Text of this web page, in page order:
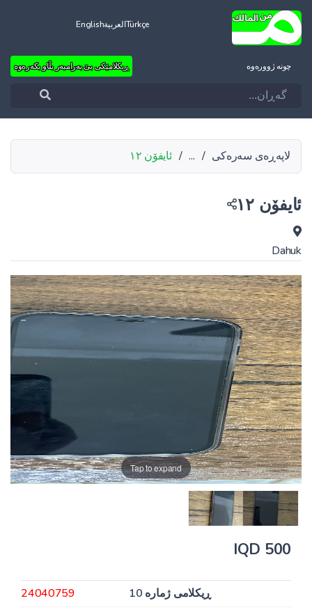
TürkçeالعربيةEnglish
چونه‌ ژووره‌وه‌ ڕیکلامێکی بێ بەرامبەر بڵاو بکەرەوە
لاپەڕەی سەرەکی /
...
/ ئایفۆن ١٢
ئایفۆن ١٢
Dahuk
Tap to expand
500 IQD
ڕیکلامی ژمارە 10
24040759